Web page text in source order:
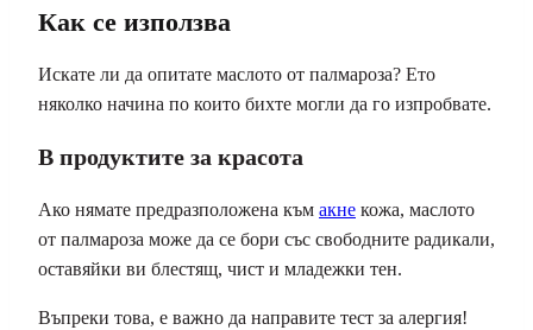
Как се използва
Искате ли да опитате маслото от палмароза? Ето
няколко начина по които бихте могли да го изпробвате.
В продуктите за красота
Ако нямате предразположена към акне кожа, маслото
от палмароза може да се бори със свободните радикали,
оставяйки ви блестящ, чист и младежки тен.
Въпреки това, е важно да направите тест за алергия!